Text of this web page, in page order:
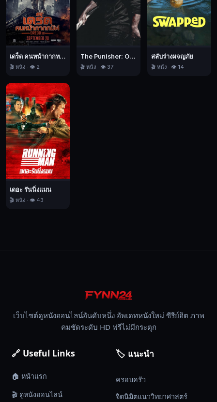
เดร็ด คนหน้ากากทมิฬ
🎬 หนัง · 👁️ 2
The Punisher: One Last Kill เดอะ พันนิชเชอร์: ฆ่าทิ้งทวน
🎬 หนัง · 👁️ 37
สลับร่างผจญภัย
🎬 หนัง · 👁️ 14
เดอะ รันนิ่งแมน
🎬 หนัง · 👁️ 43
เว็บไซต์ดูหนังออนไลน์อันดับหนึ่ง อัพเดทหนังใหม่ ซีรีย์ฮิต ภาพ
คมชัดระดับ HD ฟรีไม่มีกระตุก
🔗 Useful Links
🏠 หน้าแรก
🎬 ดูหนังออนไลน์
🏷️ แนะนำ
ครอบครัว
จิตนิมิตแนววิทยาศาสตร์